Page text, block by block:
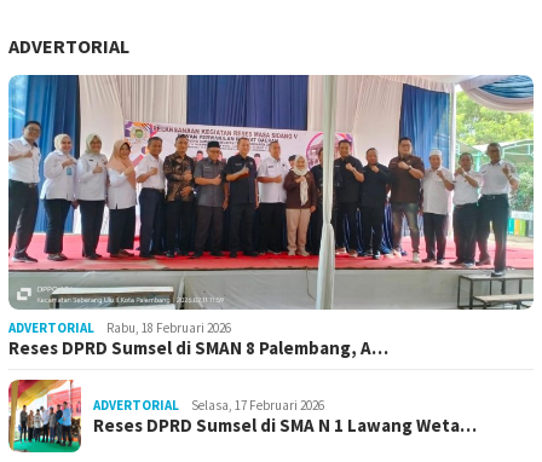
ADVERTORIAL
ADVERTORIAL Rabu, 18 Februari 2026
Reses DPRD Sumsel di SMAN 8 Palembang, A…
ADVERTORIAL Selasa, 17 Februari 2026
Reses DPRD Sumsel di SMA N 1 Lawang Weta…